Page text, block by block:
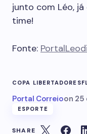
junto com Léo,
time!
Fonte:
COPA LIBERTADORES
Portal Correioon 25
ESPORTE
SHARE